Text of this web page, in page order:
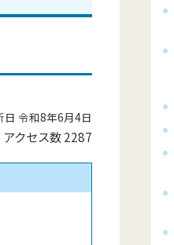
日 令和8年6月4日
アクセス数2287